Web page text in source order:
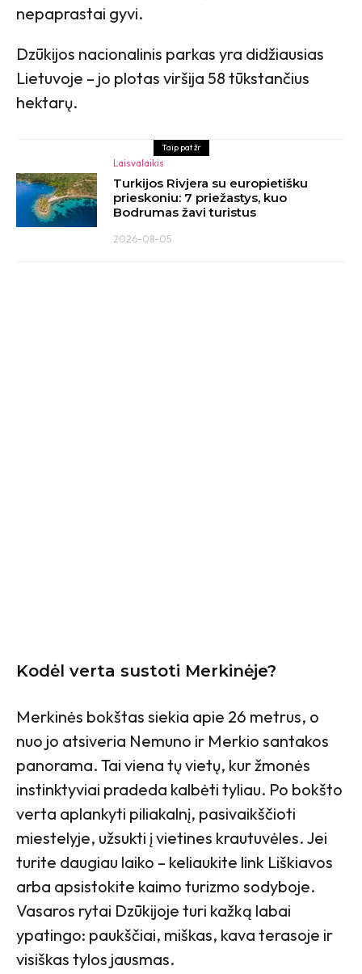
nepaprastai gyvi.
Dzūkijos nacionalinis parkas yra didžiausias
Lietuvoje – jo plotas viršija 58 tūkstančius
hektarų.
Taip pat žr
Laisvalaikis
Turkijos Rivjera su europietišku
prieskoniu: 7 priežastys, kuo
Bodrumas žavi turistus
2026-08-05
Kodėl verta sustoti Merkinėje?
Merkinės bokštas siekia apie 26 metrus, o
nuo jo atsiveria Nemuno ir Merkio santakos
panorama. Tai viena tų vietų, kur žmonės
instinktyviai pradeda kalbėti tyliau. Po bokšto
verta aplankyti piliakalnį, pasivaikščioti
miestelyje, užsukti į vietines krautuvėles. Jei
turite daugiau laiko – keliaukite link Liškiavos
arba apsistokite kaimo turizmo sodyboje.
Vasaros rytai Dzūkijoje turi kažką labai
ypatingo: paukščiai, miškas, kava terasoje ir
visiškas tylos jausmas.